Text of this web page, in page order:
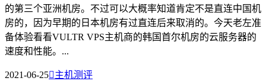
的第三个亚洲机房。不过可以大概率知道肯定不是直连中国机
房的，因为早期的日本机房有过直连后来取消的。今天老左准
备体验看看VULTR VPS主机商的韩国首尔机房的云服务器的
速度和性能。...
2021-06-25主机测评